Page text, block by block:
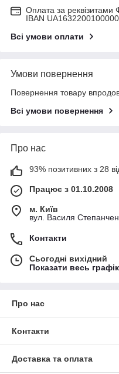
Оплата за
IBAN
Всі умови оплати
Умови повернення
Повернення товару
Всі умови повернення
Про нас
93% позитивних з 28
Працює з 01.10.2008
м. Київ
вул. Василя
Контакти
Сьогодні вихідний
Показати весь
Про нас
Контакти
Доставка та оплата